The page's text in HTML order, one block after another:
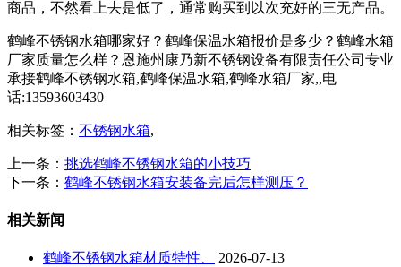
商品，不然看上去是低了，通常购买到以次充好的三无产品。
鹤峰不锈钢水箱哪家好？鹤峰保温水箱报价是多少？鹤峰水箱
厂家质量怎么样？恩施州康乃新不锈钢设备有限责任公司专业
承接鹤峰不锈钢水箱,鹤峰保温水箱,鹤峰水箱厂家,,电
话:13593603430
相关标签： 不锈钢水箱,
上一条： 挑选鹤峰不锈钢水箱的小技巧
下一条： 鹤峰不锈钢水箱安装备完后怎样测压？
相关新闻
鹤峰不锈钢水箱材质特性、
2026-07-13